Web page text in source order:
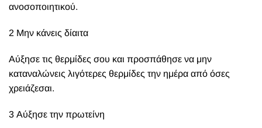
ανοσοποιητικού.
2 Μην κάνεις δίαιτα
Αύξησε τις θερμίδες σου και προσπάθησε να μην
καταναλώνεις λιγότερες θερμίδες την ημέρα από όσες
χρειάζεσαι.
3 Αύξησε την πρωτείνη